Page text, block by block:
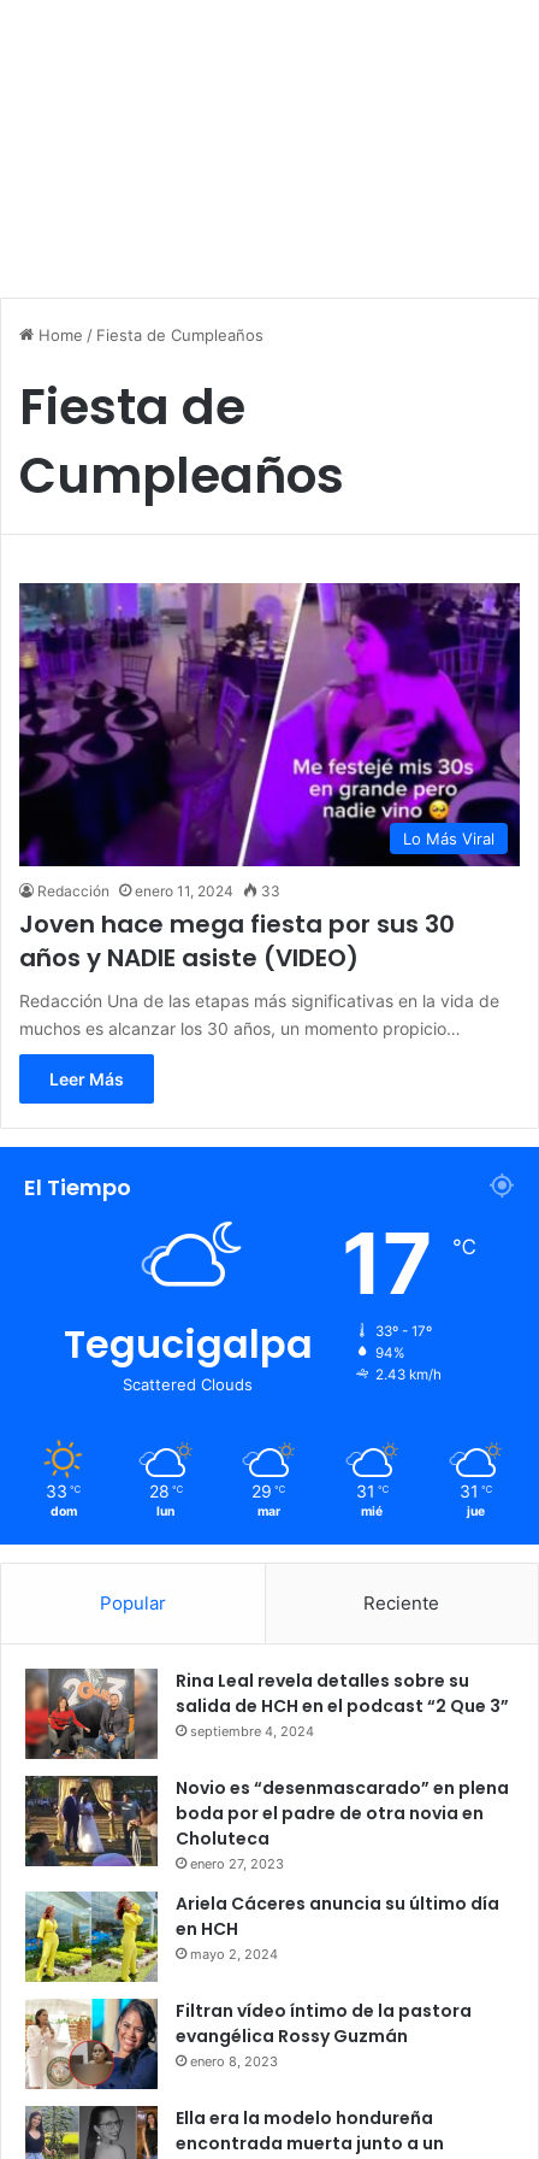
Home / Fiesta de Cumpleaños
Fiesta de
Cumpleaños
Lo Más Viral
Redacción enero 11, 2024 33
Joven hace mega fiesta por sus 30
años y NADIE asiste (VIDEO)
Redacción Una de las etapas más significativas en la vida de
muchos es alcanzar los 30 años, un momento propicio…
Leer Más
El Tiempo
Tegucigalpa
Scattered Clouds
17 ℃
33º - 17º
94%
2.43 km/h
33 ℃
dom
28 ℃
lun
29 ℃
mar
31 ℃
mié
31 ℃
jue
Popular Reciente
Rina Leal revela detalles sobre su
salida de HCH en el podcast “2 Que 3”
septiembre 4, 2024
Novio es “desenmascarado” en plena
boda por el padre de otra novia en
Choluteca
enero 27, 2023
Ariela Cáceres anuncia su último día
en HCH
mayo 2, 2024
Filtran vídeo íntimo de la pastora
evangélica Rossy Guzmán
enero 8, 2023
Ella era la modelo hondureña
encontrada muerta junto a un